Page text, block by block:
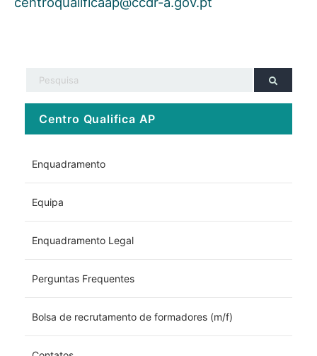
Centro Qualifica AP
Enquadramento
Equipa
Enquadramento Legal
Perguntas Frequentes
Bolsa de recrutamento de formadores (m/f)